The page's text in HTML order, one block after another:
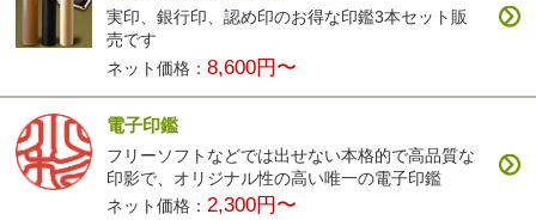
実印、銀行印、認め印のお得な印鑑3本セット販
売です
ネット価格：8,600円〜
電子印鑑
フリーソフトなどでは出せない本格的で高品質な
印影で、オリジナル性の高い唯一の電子印鑑
ネット価格： 2,300円〜